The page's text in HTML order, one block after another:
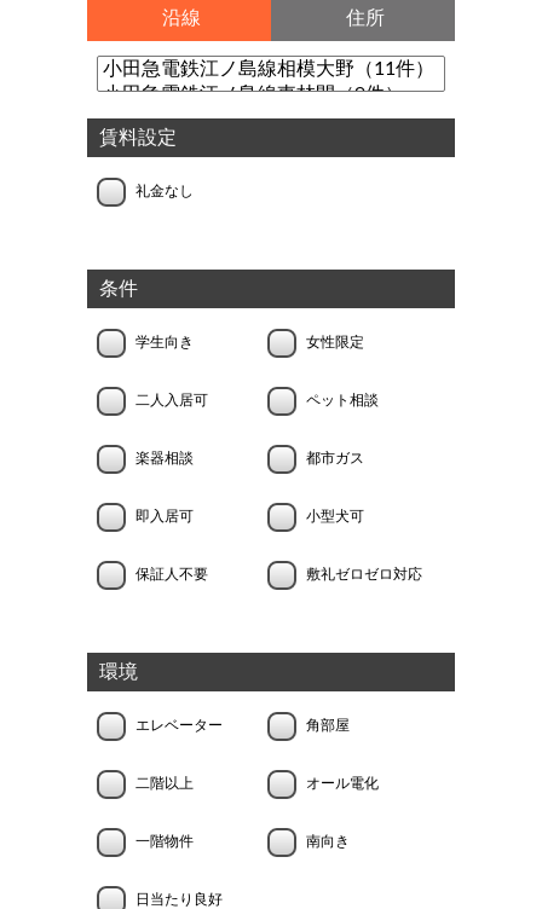
沿線 住所
賃料設定
礼金なし
条件
学生向き 女性限定
二人入居可 ペット相談
楽器相談 都市ガス
即入居可 小型犬可
保証人不要 敷礼ゼロゼロ対応
環境
エレベーター 角部屋
二階以上 オール電化
一階物件 南向き
日当たり良好